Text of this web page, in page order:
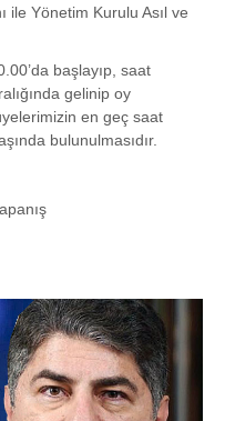
ile Yönetim Kurulu Asıl ve
başlayıp, saat
gelinip oy
en geç saat
bulunulmasıdır.